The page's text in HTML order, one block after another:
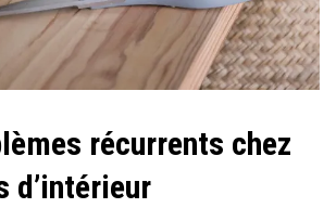
récurrents chez
d’intérieur